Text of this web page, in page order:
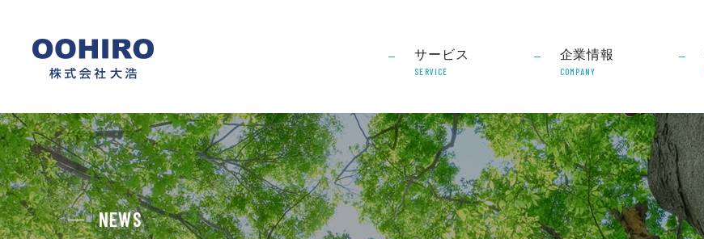
サービス
SERVICE
企業情報
COMPANY
NEWS